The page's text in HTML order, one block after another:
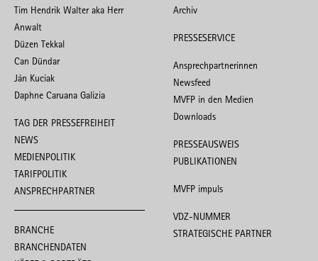
Tim Hendrik Walter aka Herr
Anwalt
Düzen Tekkal
Can Dündar
Ján Kuciak
Daphne Caruana Galizia
TAG DER PRESSEFREIHEIT
NEWS
MEDIENPOLITIK
TARIFPOLITIK
ANSPRECHPARTNER
BRANCHE
BRANCHENDATEN
Archiv
PRESSESERVICE
Ansprechpartnerinnen
Newsfeed
MVFP in den Medien
Downloads
PRESSEAUSWEIS
PUBLIKATIONEN
MVFP impuls
VDZ-NUMMER
STRATEGISCHE PARTNER